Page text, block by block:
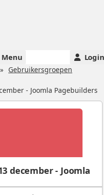
Menu Login
Gebruikersgroepen
- Joomla Pagebuilders
december - Joomla